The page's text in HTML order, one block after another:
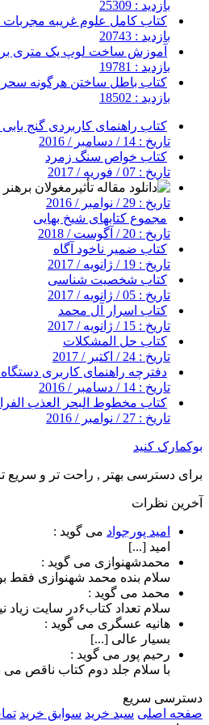
بازدید : 25309
کتاب کامل علوم غریبه مجربات
بازدید : 20743
آموزش ساخت لوپ یک متری
بازدید : 19781
کتاب باطل ساختن هرگونه سحر
بازدید : 18502
کتاب راهنمای کاربردی گنج
تاریخ : 14 / دسامبر / 2016
کتاب خواص سنگ زمرد
تاریخ : 07 / فوریه / 2017
تاریخ : 29 / نوامبر / 2016
مجموع کتابهای شیخ بهایی
تاریخ : 20 / آگوست / 2018
کتاب ضمیر ناخود آگاه
تاریخ : 19 / ژانویه / 2017
کتاب شخصیت شناسی
تاریخ : 05 / ژانویه / 2017
کتاب اسرار آل محمد
تاریخ : 15 / ژانویه / 2017
کتاب حل المشکلات
تاریخ : 24 / اکتبر / 2017
دفترچه راهنمای کاربری دستگاه RAY FINDER
تاریخ : 14 / دسامبر / 2016
کتاب مخطوط البحر العذب
تاریخ : 27 / نوامبر / 2016
بوکمارک کنید
برای دسترسی بهتر , راحت تر و سریع
آخرین نظرات
امید پورجواد می گوید :
امید [...]
محمدشهنوازی می گوید :
سلام بنده محمد شهنوازی فقط
محمد می گوید :
سلام تعداد کتاب۶در سایت زیاد نیست [...]
هانیه عسگری می گوید :
بسیار عالی [...]
رحیم پور می گوید :
با سلام جلد دوم کتاب ناقص می
دسترسی سریع
صفحه اصلی سبد خرید سوابق خرید